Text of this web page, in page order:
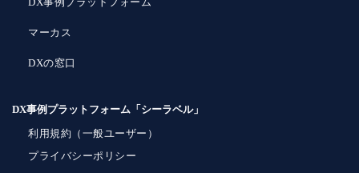
マーカス
DXの窓口
DX事例プラットフォーム「シーラベル」
利用規約（一般ユーザー）
プライバシーポリシー